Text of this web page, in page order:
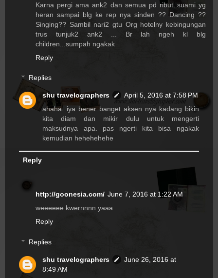
Karna pergi ama ank2 dan semua pd ribut..suami yg
heran sampai blg ke rep nya sinden ?? Dancing ??
Singing?? Sambil nari2 gtu Org hotelny kebingungan
trus tunjuk2 ank2 ... Br lah ngeh kl blg
children...sumpah ngakak
Reply
Replies
shu travelographers
April 5, 2016 at 7:58 PM
ahaha. iya bener banget aksen nya kadang bikin
kita diam dan mikir dulu untuk mengerti
maksudnya apa. pas ngerti kita bisa ngakak
kemudian hehehehehe
Reply
http://goonesia.com/ June 7, 2016 at 1:22 AM
weeeeee kwernnnn yaaa
Reply
Replies
shu travelographers
June 26, 2016 at
8:49 AM